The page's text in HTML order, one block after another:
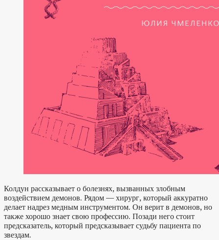
Колдун рассказывает о болезнях, вызванных злобным
воздействием демонов. Рядом — хирург, который аккуратно
делает надрез медным инструментом. Он верит в демонов, но
также хорошо знает свою профессию. Позади него стоит
предсказатель, который предсказывает судьбу пациента по
звездам.